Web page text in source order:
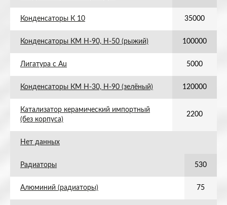
Конденсаторы К 10 35000
Конденсаторы КМ Н-90, Н-50 (рыжий) 100000
Лигатура с Au 5000
Конденсаторы КМ Н-30, Н-90 (зелёный) 120000
Катализатор керамический импортный
(без корпуса)
2200
Нет данных
Радиаторы 530
Алюминий (радиаторы) 75